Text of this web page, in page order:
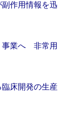
副作用情報を迅
事業へ 非常用
臨床開発の生産